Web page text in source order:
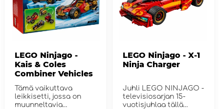
LEGO Ninjago -
Kais & Coles
Combiner Vehicles
Tämä vaikuttava
leikkisetti, jossa on
muunneltavia
LEGO Ninjago - X-1
Ninja Charger
Juhli LEGO NINJAGO -
televisiosarjan 15-
vuotisjuhlaa tällä